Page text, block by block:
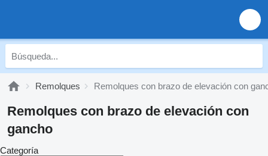
Remolques Remolques con brazo de elevación con
Remolques con brazo de elevación con
gancho
Categoría